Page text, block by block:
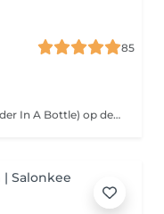
85
Verstevigende BIAB-behandeling (Builder In A Bottle) op de natuurlijke nagels. Ideaal voor het versterken en laten groeien van de eigen nagels. Behandeling is inclusief uitgebreide manicure en te combineren met een gellak kleur naar keuze.